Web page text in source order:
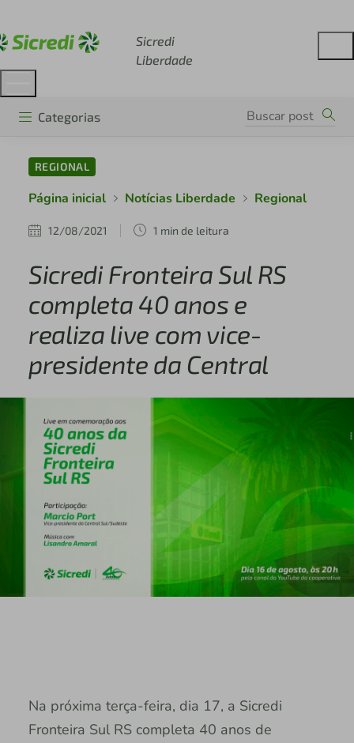
Sicredi
Liberdade
Categorias
REGIONAL
Página inicial Notícias Liberdade Regional
12/08/2021 1 min de leitura
Sicredi Fronteira Sul RS
completa 40 anos e
realiza live com vice-
presidente da Central
Na próxima terça-feira, dia 17, a Sicredi
Fronteira Sul RS completa 40 anos de